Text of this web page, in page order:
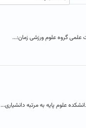
علمی گروه علوم ورزشی زمان:...
علوم پایه به مرتبه دانشیاری...